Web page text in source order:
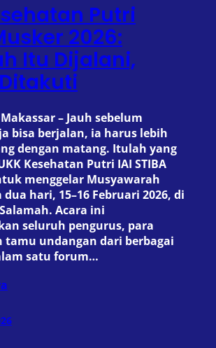
Putri
2026:
Itu Dijalani,
– Jauh sebelum
bisa berjalan, ia harus lebih
dengan matang. Itulah yang
Kesehatan Putri IAI STIBA
menggelar Musyawarah
dua hari, 15–16 Februari 2026, di
Acara ini
seluruh pengurus, para
tamu undangan dari berbagai
satu forum…